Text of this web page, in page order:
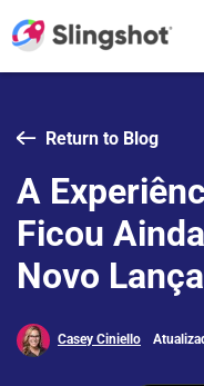
Return to Blog
A
Ficou
Novo
Casey Ciniello